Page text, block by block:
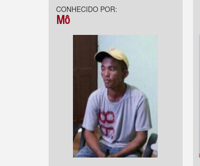
CONHECIDO POR:
Mô